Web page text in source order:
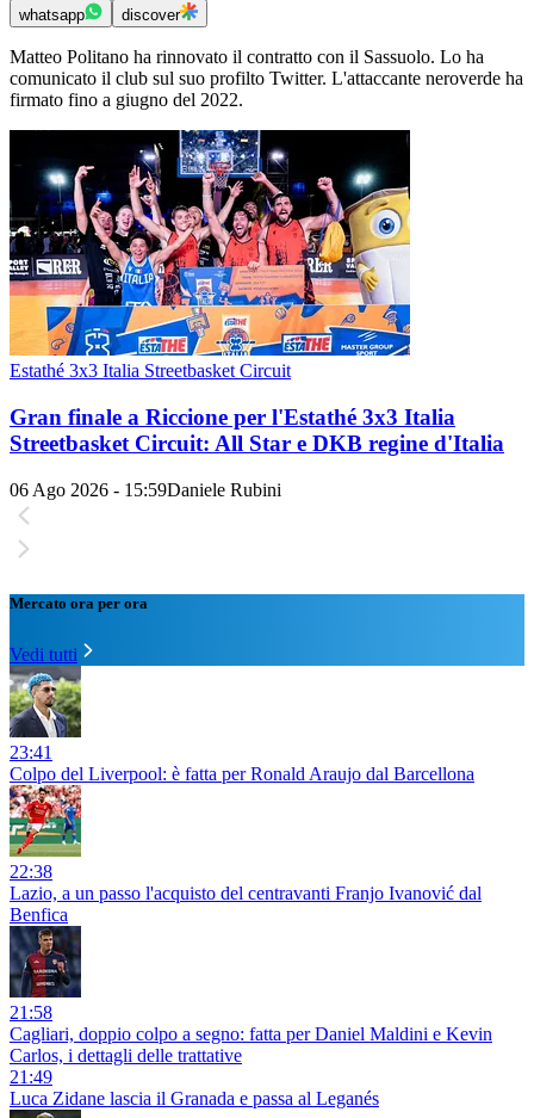
whatsapp discover
Matteo Politano ha rinnovato il contratto con il Sassuolo. Lo ha
comunicato il club sul suo profilto Twitter. L'attaccante neroverde ha
firmato fino a giugno del 2022.
Estathé 3x3 Italia Streetbasket Circuit
Gran finale a Riccione per l'Estathé 3x3 Italia
Streetbasket Circuit: All Star e DKB regine d'Italia
06 Ago 2026 - 15:59Daniele Rubini
Mercato ora per ora
Vedi tutti
23:41
Colpo del Liverpool: è fatta per Ronald Araujo dal Barcellona
22:38
Lazio, a un passo l'acquisto del centravanti Franjo Ivanović dal
Benfica
21:58
Cagliari, doppio colpo a segno: fatta per Daniel Maldini e Kevin
Carlos, i dettagli delle trattative
21:49
Luca Zidane lascia il Granada e passa al Leganés